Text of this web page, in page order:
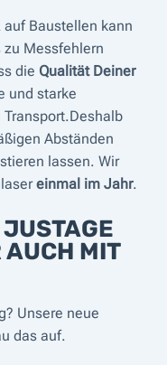
Baustellen kann
Messfehlern
die Qualität Deiner
und starke
Abständen
lassen. Wir
einmal im Jahr.
MIT
Unsere neue
das auf.